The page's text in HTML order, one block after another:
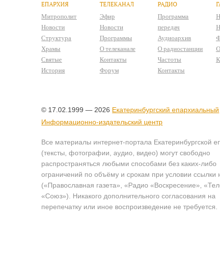
ЕПАРХИЯ
Митрополит
Новости
Структура
Храмы
Святые
История
ТЕЛЕКАНАЛ
Эфир
Новости
Программы
О телеканале
Контакты
Форум
РАДИО
Программа
передач
Аудиоархив
О радиостанции
Частоты
Контакты
© 17.02.1999 — 2026 Екатеринбургский епархиальный
Информационно-издательский центр
Все материалы интернет-портала Екатеринбургской
(тексты, фотографии, аудио, видео) могут свободно
распространяться любыми способами без каких-либо
ограничений по объёму и срокам при условии ссылки
(«Православная газета», «Радио «Воскресение»,
«Союз»). Никакого дополнительного согласования на
перепечатку или иное воспроизведение не требуется.